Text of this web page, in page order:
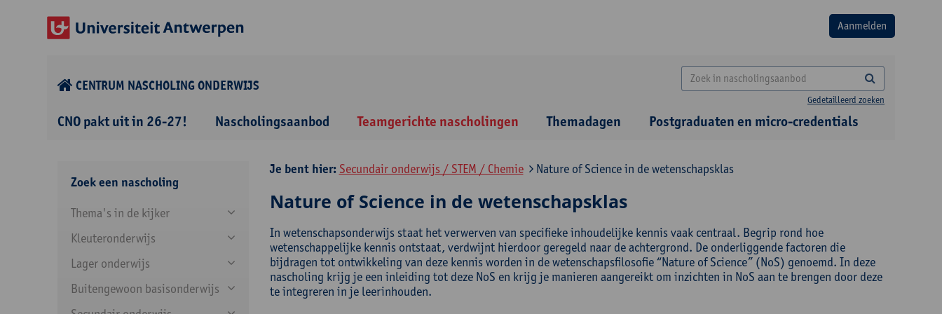
CENTRUM NASCHOLING ONDERWIJS
Gedetailleerd zoeken
CNO pakt uit in 26-27! Nascholingsaanbod Teamgerichte nascholingen Themadagen Postgraduaten en micro-credentials
Zoek een nascholing
Thema's in de kijker
Kleuteronderwijs
Lager onderwijs
Buitengewoon basisonderwijs
Je bent hier: Secundair onderwijs / STEM / Chemie Nature of Science in de wetenschapsklas
Nature of Science in de wetenschapsklas
In wetenschapsonderwijs staat het verwerven van specifieke inhoudelijke kennis vaak centraal. Begrip rond hoe
wetenschappelijke kennis ontstaat, verdwijnt hierdoor geregeld naar de achtergrond. De onderliggende factoren die
bijdragen tot ontwikkeling van deze kennis worden in de wetenschapsfilosofie “Nature of Science” (NoS) genoemd. In deze
nascholing krijg je een inleiding tot deze NoS en krijg je manieren aangereikt om inzichten in NoS aan te brengen door deze
te integreren in je leerinhouden.